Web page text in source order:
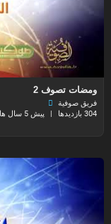
ومضات تصوف 2
فريق صوفية
304 بازدیدها
| پیش 5 سال ها